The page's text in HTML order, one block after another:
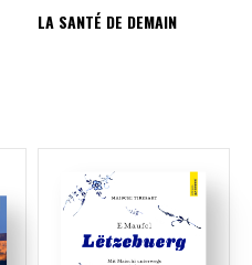
LA SANTÉ DE DEMAIN